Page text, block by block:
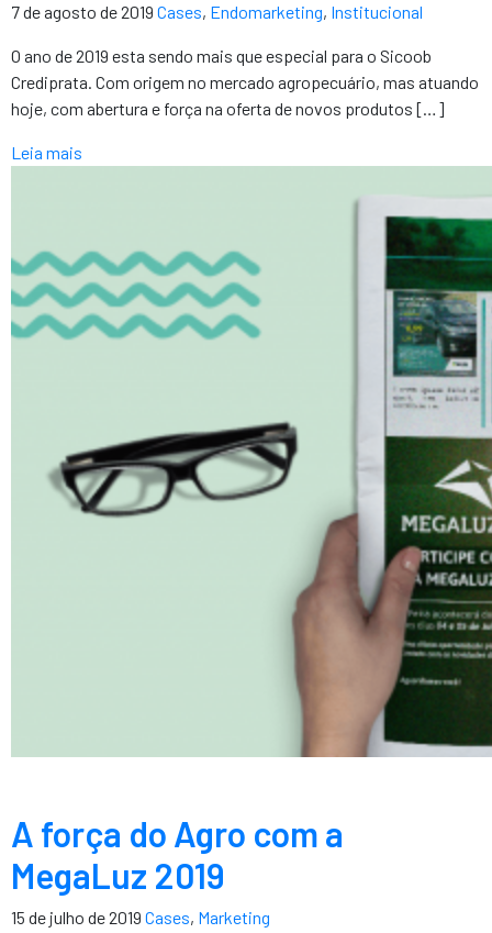
7 de agosto de 2019 Cases, Endomarketing, Institucional
O ano de 2019 esta sendo mais que especial para o Sicoob
Crediprata. Com origem no mercado agropecuário, mas atuando
hoje, com abertura e força na oferta de novos produtos […]
Leia mais
A força do Agro com a
MegaLuz 2019
15 de julho de 2019 Cases, Marketing